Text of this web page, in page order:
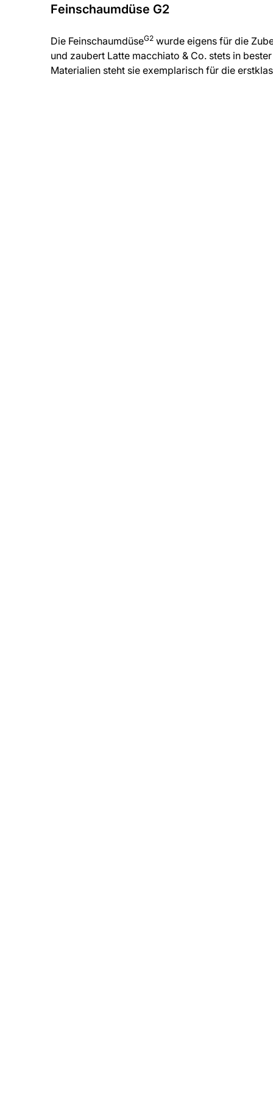
Feinschaumdüse G2
Die FeinschaumdüseG2 wurde eigens für die
und zaubert Latte macchiato & Co. stets in
Materialien steht sie exemplarisch für die